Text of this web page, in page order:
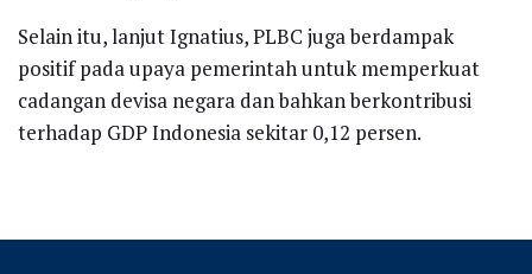
Selain itu, lanjut Ignatius, PLBC juga berdampak
positif pada upaya pemerintah untuk memperkuat
cadangan devisa negara dan bahkan berkontribusi
terhadap GDP Indonesia sekitar 0,12 persen.